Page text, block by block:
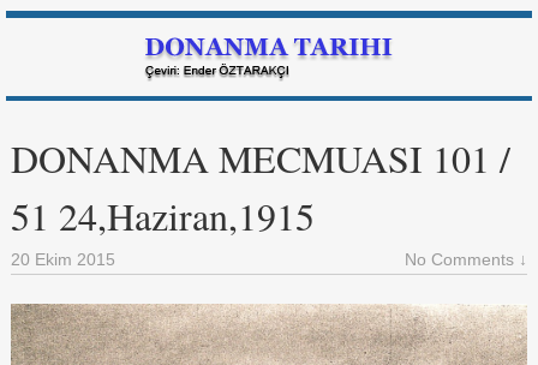
DONANMA MECMUASI 101 /
51 24,Haziran,1915
20 Ekim 2015 No Comments ↓